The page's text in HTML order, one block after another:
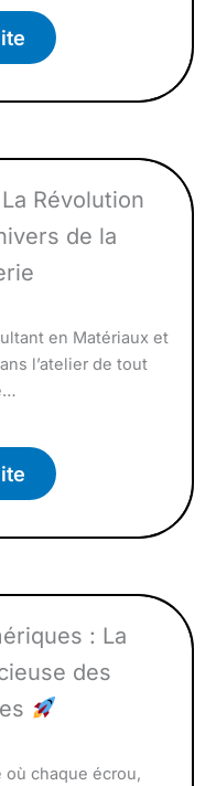
Révolution
de la
en Matériaux et
l’atelier de tout
: La
des
chaque écrou,